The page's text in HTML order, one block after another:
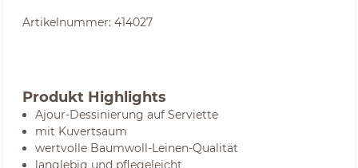
Artikelnummer: 414027
Produkt Highlights
Ajour-Dessinierung auf Serviette
mit Kuvertsaum
wertvolle Baumwoll-Leinen-Qualität
langlebig und pflegeleicht